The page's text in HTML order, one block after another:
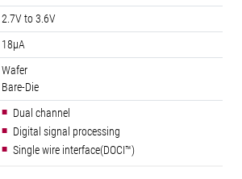
2.7V to 3.6V
18µA
Wafer
Bare-Die
Dual channel
Digital signal processing
Single wire interface(DOCI™)